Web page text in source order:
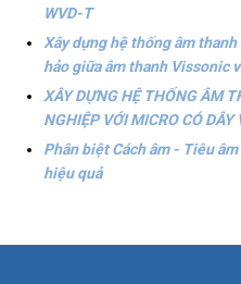
WVD-T
Xây dựng hệ thống âm
hảo giữa âm thanh Vissonic
XÂY DỰNG HỆ THỐNG ÂM
NGHIỆP VỚI MICRO CÓ
Phân biệt Cách âm - Tiêu
hiệu quả